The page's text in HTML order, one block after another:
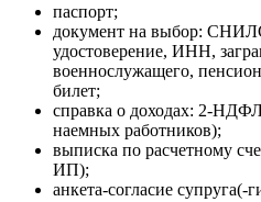
паспорт;
документ на выбор:
удостоверение, ИНН,
военнослужащего,
билет;
справка о доходах: 2-
наемных работников);
выписка по расчетному
ИП);
анкета-согласие супруга(-